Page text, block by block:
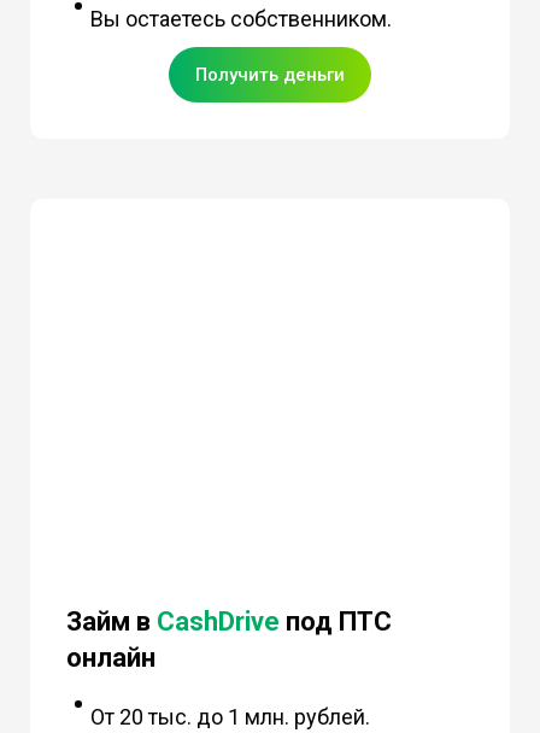
Вы остаетесь собственником.
Получить деньги
Займ в CashDrive под ПТС
онлайн
От 20 тыс. до 1 млн. рублей.